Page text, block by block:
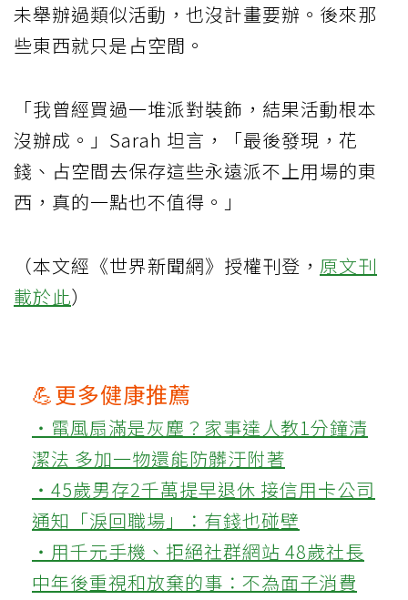
未舉辦過類似活動，也沒計畫要辦。後來那
些東西就只是占空間。
「我曾經買過一堆派對裝飾，結果活動根本
沒辦成。」Sarah 坦言，「最後發現，花
錢、占空間去保存這些永遠派不上用場的東
西，真的一點也不值得。」
（本文經《世界新聞網》授權刊登， 原文刊
載於此）
💪更多健康推薦
‧電風扇滿是灰塵？家事達人教1分鐘清
潔法 多加一物還能防髒汙附著
‧45歲男存2千萬提早退休 接信用卡公司
通知「淚回職場」：有錢也碰壁
‧用千元手機、拒絕社群網站 48歲社長
中年後重視和放棄的事：不為面子消費